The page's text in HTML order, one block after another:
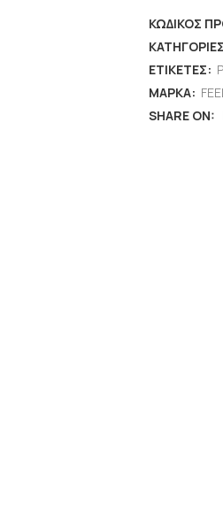
ΚΩΔΙΚΌΣ
ΕΤΙΚΈΤΕΣ:
ΜΆΡΚΑ:
SHARE ON: